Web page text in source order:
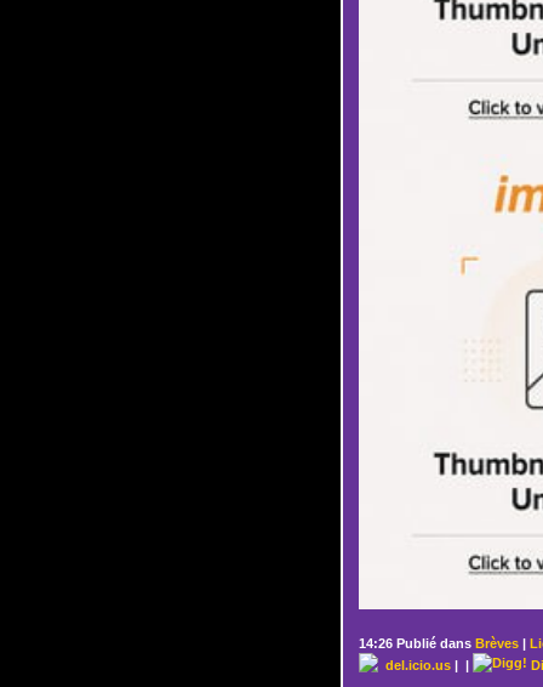
14:26 Publié dans Brèves|
del.icio.us| |